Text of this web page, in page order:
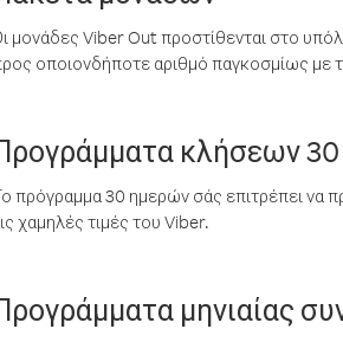
μονάδες Viber Out προστίθενται στο
οποιονδήποτε αριθμό παγκοσμίως με
κλήσεων
πρόγραμμα 30 ημερών σάς επιτρέπει να
χαμηλές τιμές του Viber.
μηνιαίας